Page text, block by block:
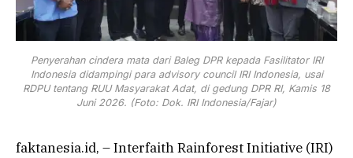
Penyerahan cindera mata dari Baleg DPR kepada Fasilitator IRI
Indonesia didampingi para advisory council IRI Indonesia, usai
RDPU tentang RUU Masyarakat Adat, di gedung DPR RI, Kamis 18
Juni 2026. (Foto: Dok. IRI Indonesia/Fajar)
faktanesia.id, – Interfaith Rainforest Initiative (IRI)